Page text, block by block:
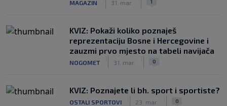
MAGAZIN 31. mar. 1
KVIZ: Pokaži koliko poznaješ
reprezentaciju Bosne i Hercegovine i
zauzmi prvo mjesto na tabeli navijača
NOGOMET 31. mar. 0
KVIZ: Poznajete li bh. sport i sportiste?
OSTALI SPORTOVI 23. mar. 0